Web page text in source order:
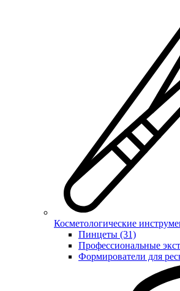
Косметологические
Пинцеты (31)
Профессиональные
Формирователи для